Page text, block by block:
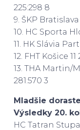
225:298 8
9. ŠKP Bratislava
10. HC Sporta
11. HK Slávia
12. FHT Košice
13. THA Martin/
281:570 3
Mladšie
Výsledky 20.
HC Tatran